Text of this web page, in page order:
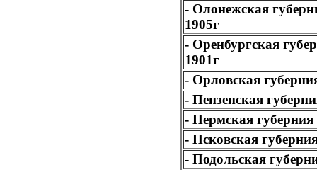
- Олонежская
1905г
- Оренбургская
1901г
- Орловская
- Пензенская
- Пермская губерния
- Псковская
- Подольская